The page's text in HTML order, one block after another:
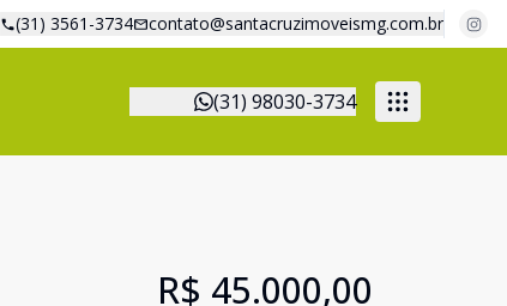
(31) 3561-3734 contato@santacruzimoveismg.com.br
(31) 98030-3734
R$ 45.000,00